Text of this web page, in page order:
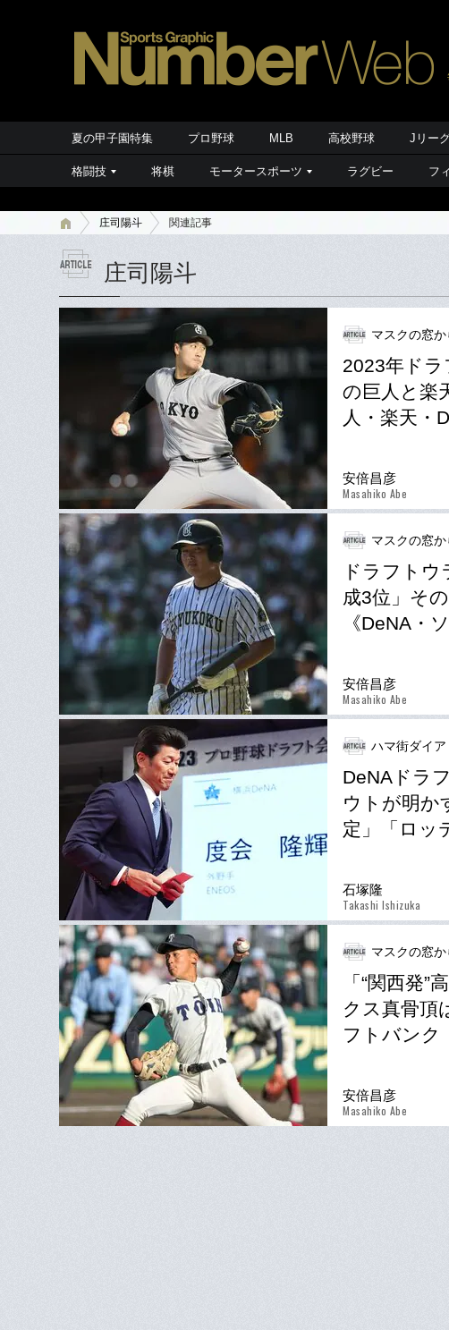
夏の甲子園特集 プロ野球 MLB 高校野球 Jリー
格闘技 将棋 モータースポーツ ラグビー フ
庄司陽斗 関連記事
庄司陽斗
マスクの窓
2023年ドラ
の巨人と楽
人・楽天・
安倍昌彦
Masahiko Abe
マスクの窓
ドラフト
成3位」そ
《DeNA・
安倍昌彦
Masahiko Abe
ハマ街ダイア
DeNAドラ
ウトが明か
定」「ロッ
石塚隆
Takashi Ishizuka
マスクの窓
「“関西発
クス真骨頂
フトバンク
安倍昌彦
Masahiko Abe